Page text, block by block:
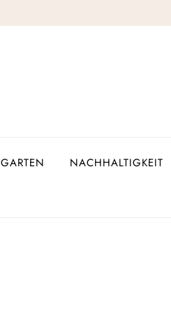
GARTEN NACHHALTIGKEIT